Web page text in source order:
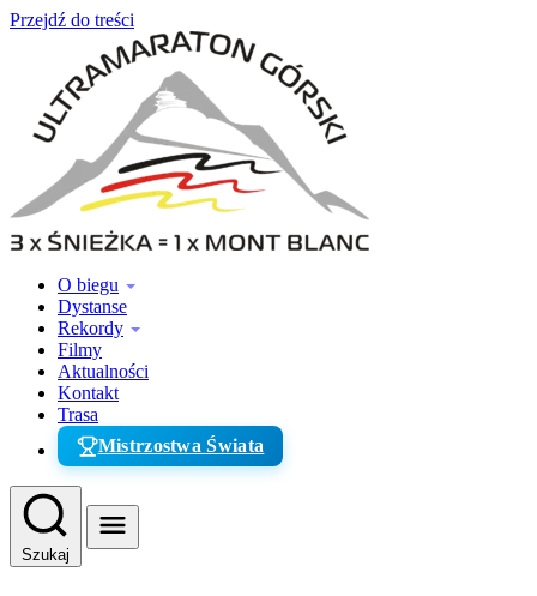
Przejdź do treści
O biegu
Dystanse
Rekordy
Filmy
Aktualności
Kontakt
Trasa
Mistrzostwa Świata
Szukaj